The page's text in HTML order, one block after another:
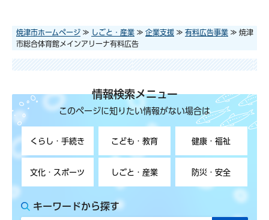
焼津市ホームページ ≫ しごと・産業 ≫ 企業支援 ≫ 有料広告事業 ≫ 焼津
市総合体育館メインアリーナ有料広告
情報検索メニュー
このページに知りたい情報がない場合は
くらし・手続き こども・教育 健康・福祉
文化・スポーツ しごと・産業 防災・安全
キーワードから探す